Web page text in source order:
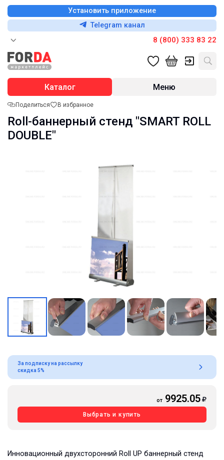
Установить приложение
Telegram канал
8 (800) 333 83 22
Каталог Меню
Поделиться В избранное
Roll-баннерный стенд "SMART ROLL
DOUBLE"
За подписку на рассылку
скидка 5%
от 9925.05
Выбрать и купить
Инновационный двухсторонний Roll UP баннерный стенд